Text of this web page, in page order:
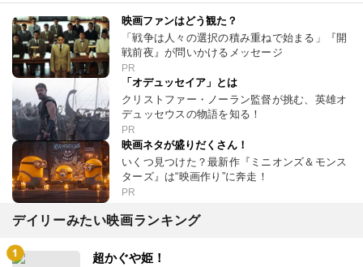
映画ファンはどう観た？
「戦争は人々の選択の積み重ねで始まる」『開
戦前夜』が問いかけるメッセージ
PR
「オデュッセイア」とは
クリストファー・ノーラン監督が挑む、英雄オ
デュッセウスの物語を知る！
PR
映画ネタが盛りだくさん！
いくつ見つけた？最新作『ミニオンズ＆モンス
ターズ』は“映画作り”に奔走！
PR
デイリーみたい映画ランキング
超かぐや姫！